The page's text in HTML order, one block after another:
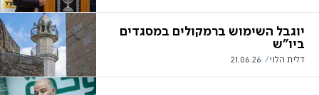
יוגבל השימוש ברמקולים במסגדים
ביו"ש
דלית הלוי 21.06.26